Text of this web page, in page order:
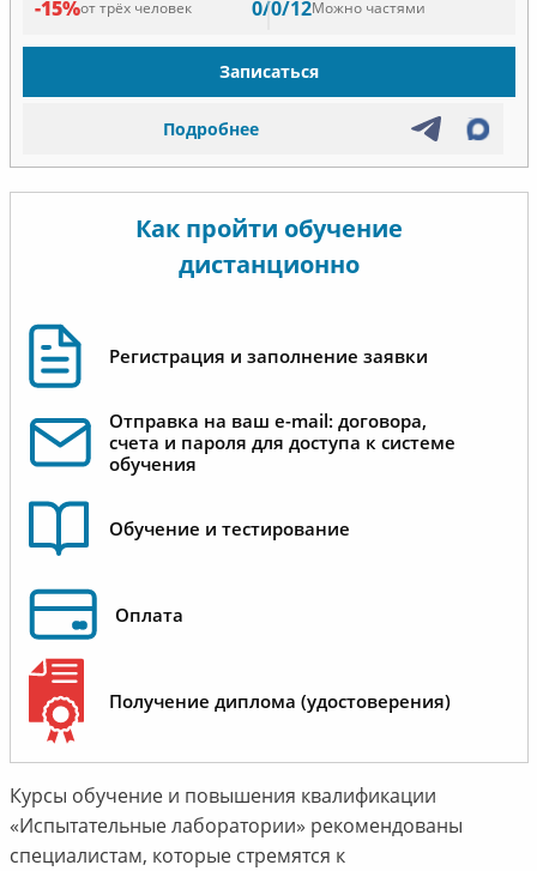
-15%от трёх человек 0/0/12Можно частями
Записаться
Подробнее
Как пройти обучение
дистанционно
Регистрация и заполнение заявки
Отправка на ваш e-mail: договора,
счета и пароля для доступа к системе
обучения
Обучение и тестирование
Оплата
Получение диплома (удостоверения)
Курсы обучение и повышения квалификации
«Испытательные лаборатории» рекомендованы
специалистам, которые стремятся к